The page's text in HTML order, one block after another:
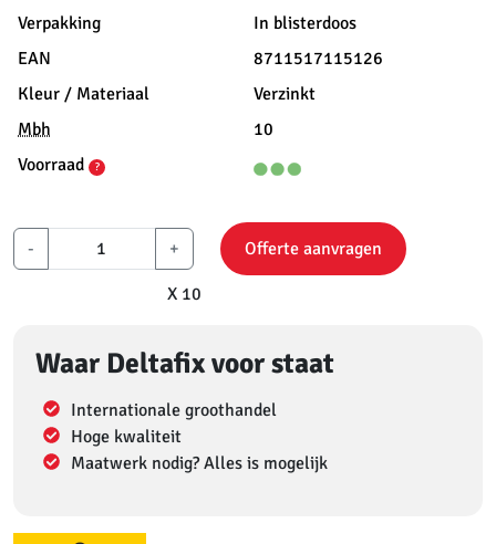
Verpakking
In blisterdoos
EAN
8711517115126
Kleur / Materiaal
Verzinkt
Mbh
10
Voorraad
?
- +
X 10
Offerte aanvragen
Waar Deltafix voor staat
Internationale groothandel
Hoge kwaliteit
Maatwerk nodig? Alles is mogelijk